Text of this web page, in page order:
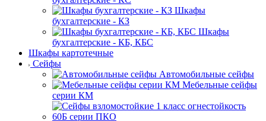
Шкафы
бухгалтерские - КЗ
Шкафы
бухгалтерские - КБ, КБС
Шкафы картотечные
Сейфы
Автомобильные сейфы
Мебельные сейфы
серии КМ